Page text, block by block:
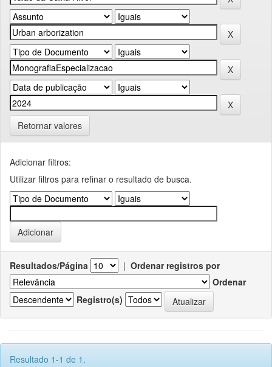
Retornar valores
Adicionar filtros:
Utilizar filtros para refinar o resultado de busca.
Resultados/Página | Ordenar registros por
Ordenar
Registro(s)
Resultado 1-1 de 1.